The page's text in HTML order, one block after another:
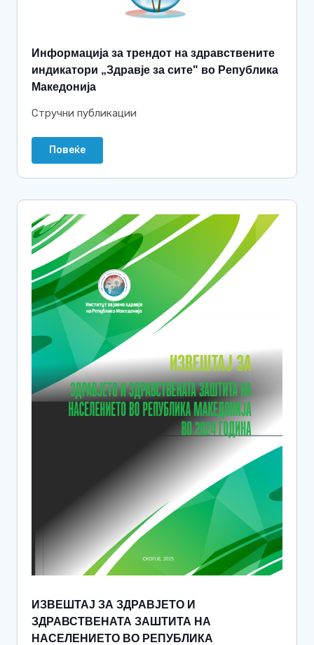
Информација за трендот на здравствените
индикатори „Здравје за сите" во Република
Македонија
Стручни публикации
Повеќе
ИЗВЕШТАЈ ЗА ЗДРАВЈЕТО И
ЗДРАВСТВЕНАТА ЗАШТИТА НА
НАСЕЛЕНИЕТО ВО РЕПУБЛИКА